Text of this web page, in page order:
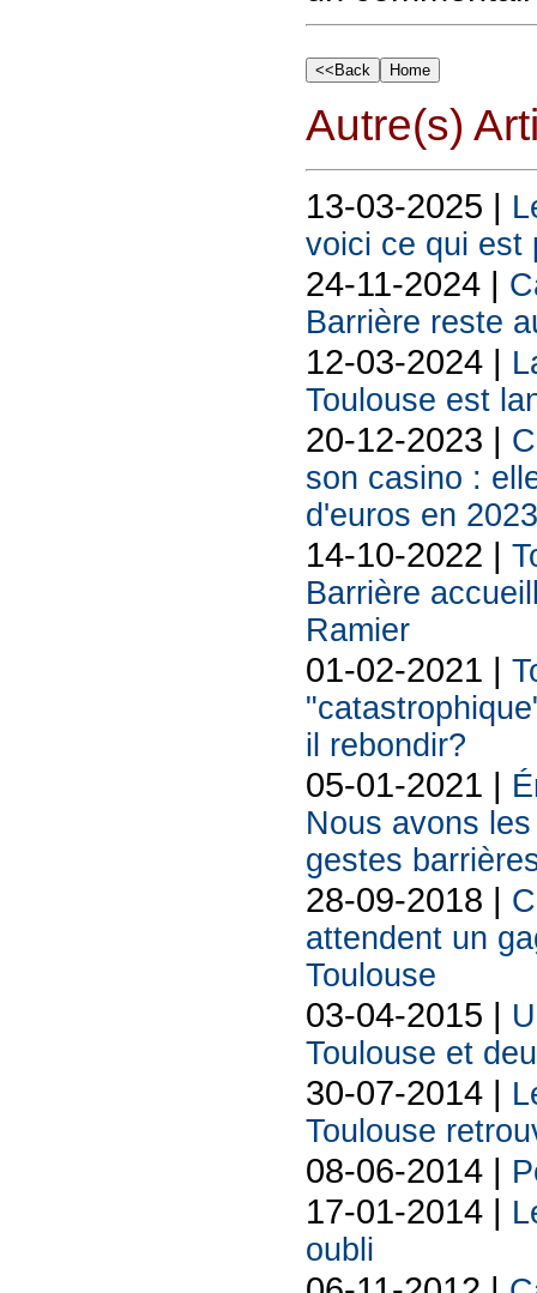
Autre(s)
13-03-2025 |
voici ce qui est
24-11-2024 |
Barrière reste
12-03-2024 |
Toulouse est
20-12-2023 |
son casino :
d'euros en 2023
14-10-2022 |
Barrière
Ramier
01-02-2021 |
il rebondir?
05-01-2021 |
Nous avons
gestes
28-09-2018 |
attendent un
Toulouse
03-04-2015 |
Toulouse et
30-07-2014 |
Toulouse
08-06-2014 |
17-01-2014 |
oubli